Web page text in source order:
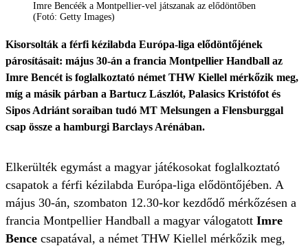
Imre Bencéék a Montpellier-vel játszanak az elődöntőben
(Fotó: Getty Images)
Kisorsolták a férfi kézilabda Európa-liga elődöntőjének
párosításait: május 30-án a francia Montpellier Handball az
Imre Bencét is foglalkoztató német THW Kiellel mérkőzik meg,
míg a másik párban a Bartucz Lászlót, Palasics Kristófot és
Sipos Adriánt soraiban tudó MT Melsungen a Flensburggal
csap össze a hamburgi Barclays Arénában.
Elkerülték egymást a magyar játékosokat foglalkoztató
csapatok a férfi kézilabda Európa-liga elődöntőjében. A
május 30-án, szombaton 12.30-kor kezdődő mérkőzésen a
francia Montpellier Handball a magyar válogatott Imre
Bence csapatával, a német THW Kiellel mérkőzik meg,